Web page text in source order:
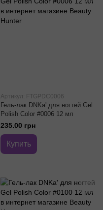
Артикул: FTGPDC0006
Гель-лак DNKa' для ногтей Gel
Polish Color #0006 12 мл
235.00 грн
Купить